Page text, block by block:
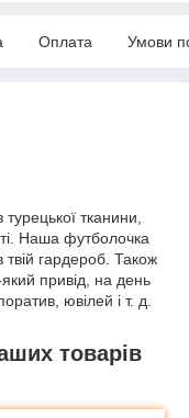
Оплата Умови
тканини,
Наша футболочка
твій гардероб. Також
привід, на день
ювілей і т. д.
товарів